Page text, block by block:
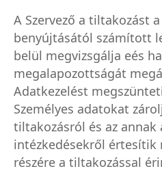
A Szervező a tiltakozást
benyújtásától számított
belül megvizsgálja eés
megalapozottságát
Adatkezelést
Személyes adatokat
tiltakozásról és az
intézkedésekről értesítik
részére a tiltakozással